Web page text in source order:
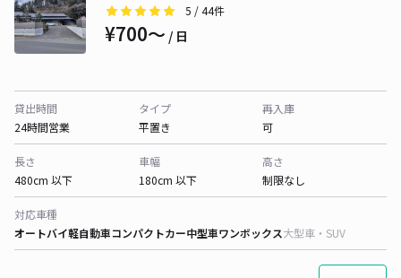
5 / 44件
¥700〜 / 日
貸出時間
24時間営業
タイプ
平置き
再入庫
可
長さ
480cm 以下
車幅
180cm 以下
高さ
制限なし
対応車種
オートバイ軽自動車コンパクトカー中型車ワンボックス大型車・SUV